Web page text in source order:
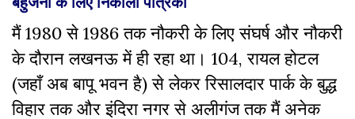
मैं 1980 से 1986 तक नौकरी के लिए संघर्ष और नौकरी
के दौरान लखनऊ में ही रहा था। 104, रायल होटल
(जहाँ अब बापू भवन है) से लेकर रिसालदार पार्क के बुद्ध
विहार तक और इंदिरा नगर से अलीगंज तक मैं अनेक